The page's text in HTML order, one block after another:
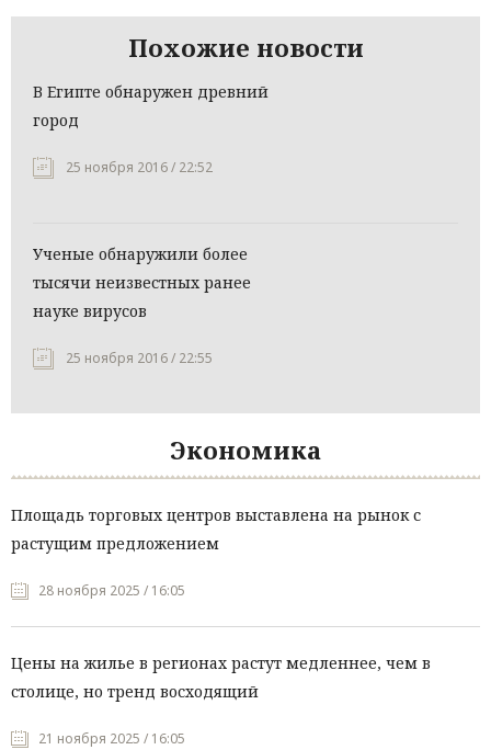
Похожие новости
В Египте обнаружен древний
город
25 ноября 2016 / 22:52
Ученые обнаружили более
тысячи неизвестных ранее
науке вирусов
25 ноября 2016 / 22:55
Экономика
Площадь торговых центров выставлена на рынок с
растущим предложением
28 ноября 2025 / 16:05
Цены на жилье в регионах растут медленнее, чем в
столице, но тренд восходящий
21 ноября 2025 / 16:05